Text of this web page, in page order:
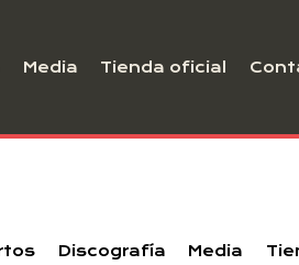
Media Tienda oficial